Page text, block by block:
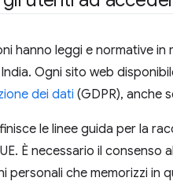
hanno leggi e normative
Ogni sito web
dei dati (GDPR), anche
le linee guida per la
È necessario il
personali che memorizzi in